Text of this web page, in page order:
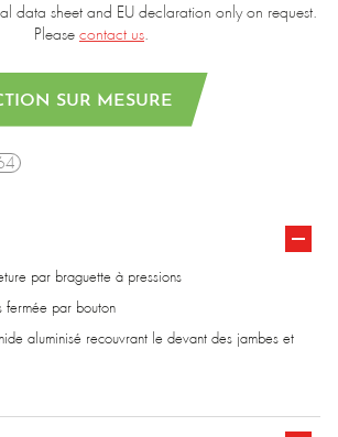
data sheet and EU declaration only on request.
Please contact us.
SUR MESURE
par braguette à pressions
fermée par bouton
aluminisé recouvrant le devant des jambes et